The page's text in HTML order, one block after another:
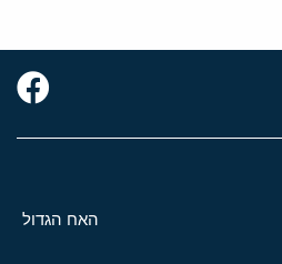
האח הגדול